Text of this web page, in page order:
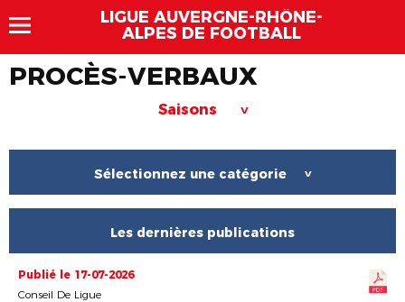
LIGUE AUVERGNE-RHÔNE-
ALPES DE FOOTBALL
PROCÈS-VERBAUX
Saisons >
Sélectionnez une catégorie >
Les dernières publications
Publié le 17-07-2026
Conseil De Ligue